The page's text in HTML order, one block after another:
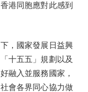
港同胞應對此感到
，國家發展日益興
十五五」規劃以及
融入並服務國家，
會各界同心協力做